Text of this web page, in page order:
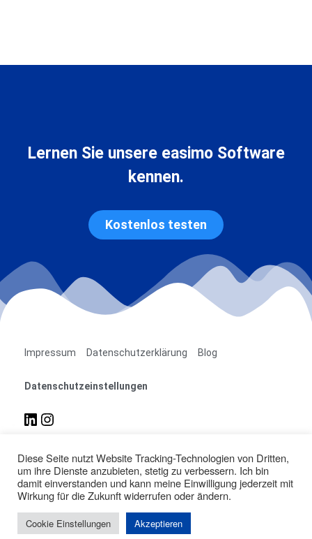
Lernen Sie unsere easimo Software
kennen.
Kostenlos testen
Impressum Datenschutzerklärung Blog
Datenschutzeinstellungen
easimo GmbH
Neustädter Str. 29
33602 Bielefeld
© 2023 easimo GmbH
Diese Seite nutzt Website Tracking-Technologien von Dritten,
um ihre Dienste anzubieten, stetig zu verbessern. Ich bin
damit einverstanden und kann meine Einwilligung jederzeit mit
Wirkung für die Zukunft widerrufen oder ändern.
Cookie Einstellungen Akzeptieren